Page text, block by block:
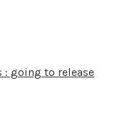
: going to release